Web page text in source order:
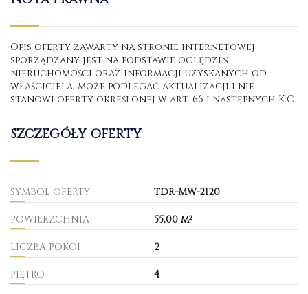
Opis oferty zawarty na stronie internetowej
sporządzany jest na podstawie oględzin
nieruchomości oraz informacji uzyskanych od
właściciela, może podlegać aktualizacji i nie
stanowi oferty określonej w art. 66 i następnych K.C.
SZCZEGÓŁY OFERTY
SYMBOL OFERTY TDR-MW-2120
POWIERZCHNIA 55,00 m²
LICZBA POKOI 2
PIĘTRO 4